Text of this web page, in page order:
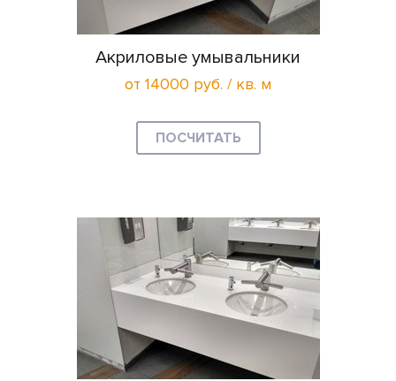
Акриловые умывальники
от 14000 руб. / кв. м
ПОСЧИТАТЬ